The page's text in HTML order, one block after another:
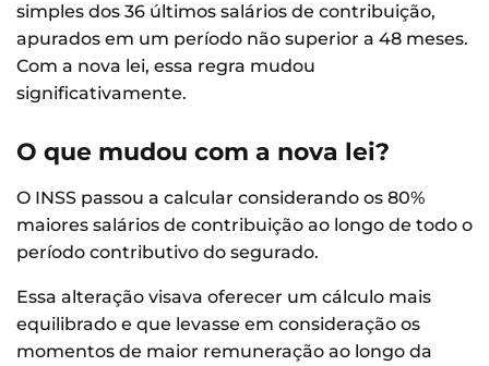
simples dos 36 últimos salários de contribuição,
apurados em um período não superior a 48 meses.
Com a nova lei, essa regra mudou
significativamente.
O que mudou com a nova lei?
O INSS passou a calcular considerando os 80%
maiores salários de contribuição ao longo de todo o
período contributivo do segurado.
Essa alteração visava oferecer um cálculo mais
equilibrado e que levasse em consideração os
momentos de maior remuneração ao longo da